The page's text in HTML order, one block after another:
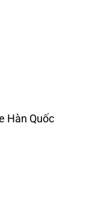
Hàn Quốc